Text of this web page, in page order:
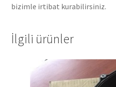
bizimle irtibat kurabilirsiniz.
İlgili ürünler